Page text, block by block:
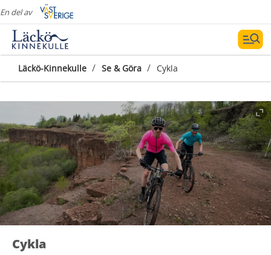
En del av
Läckö-Kinnekulle / Se & Göra / Cykla
Cykla